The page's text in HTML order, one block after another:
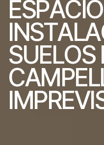
ESPACIO
INSTALA
SUELOS
CAMPEL
IMPREVI